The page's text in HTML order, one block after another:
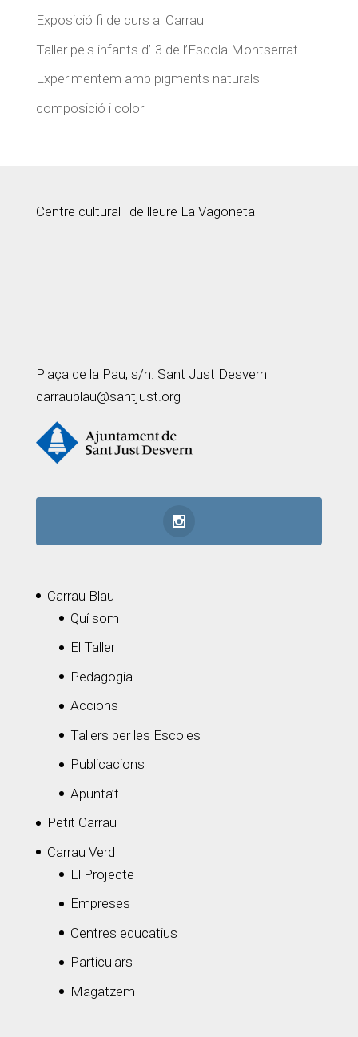
Exposició fi de curs al Carrau
Taller pels infants d’I3 de l’Escola Montserrat
Experimentem amb pigments naturals
composició i color
Centre cultural i de lleure La Vagoneta
Plaça de la Pau, s/n. Sant Just Desvern
carraublau@santjust.org
Carrau Blau
Quí som
El Taller
Pedagogia
Accions
Tallers per les Escoles
Publicacions
Apunta’t
Petit Carrau
Carrau Verd
El Projecte
Empreses
Centres educatius
Particulars
Magatzem